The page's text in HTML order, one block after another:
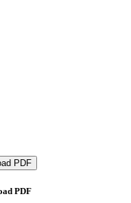
PDF
PDF